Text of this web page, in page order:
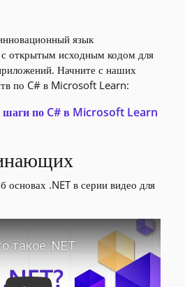
язык
открытым исходным кодом для
Начните с наших
по C# в Microsoft Learn:
шаги по C# в Microsoft Learn
основах .NET в серии видео для